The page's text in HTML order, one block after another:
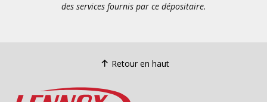
des services fournis par ce dépositaire.
Retour en haut